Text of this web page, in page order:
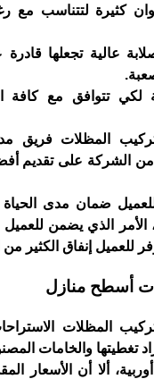
كثيرة لتتناسب مع
عالية تجعلها
لكي تتوافق مع كافة
وتركيب المظلات فريق
الشركة على تقديم
ضمان مدى
الذي يضمن للعميل
للعميل إنفاق الكثير من
أسطح منازل
المظلات
تغطيتها والخامات
ألا أن الأسعار